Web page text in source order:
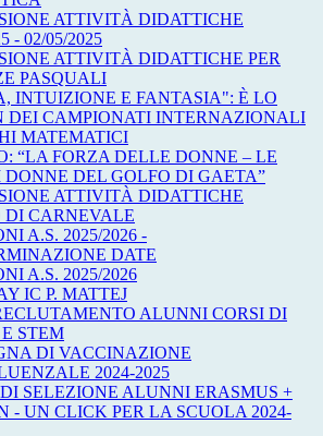
ATTIVITÀ DIDATTICHE
- 02/05/2025
ATTIVITÀ DIDATTICHE PER
PASQUALI
INTUIZIONE E FANTASIA": È LO
DEI CAMPIONATI INTERNAZIONALI
MATEMATICI
“LA FORZA DELLE DONNE – LE
DEL GOLFO DI GAETA”
ATTIVITÀ DIDATTICHE
DI CARNEVALE
A.S. 2025/2026 -
DATE
A.S. 2025/2026
IC P. MATTEJ
ALUNNI CORSI DI
STEM
DI VACCINAZIONE
2024-2025
SELEZIONE ALUNNI ERASMUS +
- UN CLICK PER LA SCUOLA 2024-